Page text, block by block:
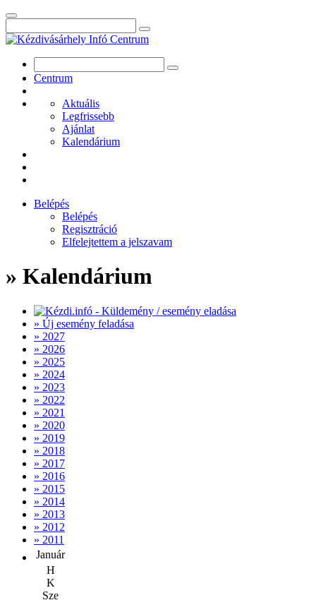
Centrum
Aktuális
Legfrissebb
Ajánlat
Kalendárium
Belépés
Belépés
Regisztráció
Elfelejtettem a jelszavam
» Kalendárium
» Új esemény feladása
» 2027
» 2026
» 2025
» 2024
» 2023
» 2022
» 2021
» 2020
» 2019
» 2018
» 2017
» 2016
» 2015
» 2014
» 2013
» 2012
» 2011
Január
H
K
Sze